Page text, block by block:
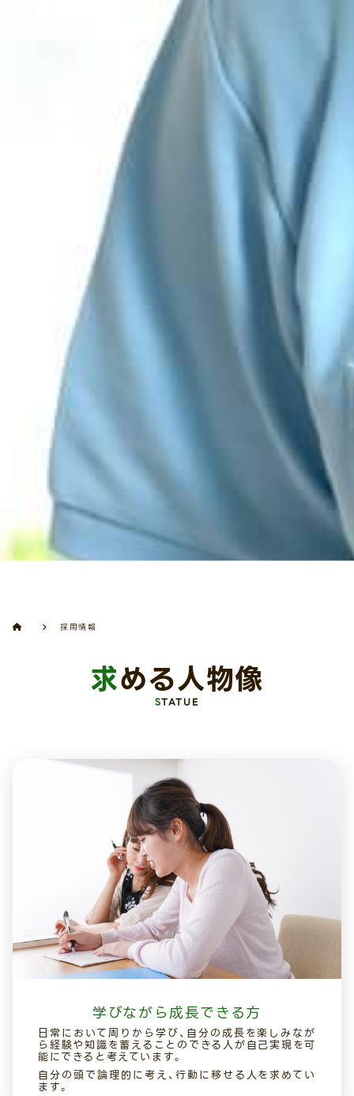
採用情報
求める人物像
STATUE
学びながら成長できる方
日常において周りから学び、自分の成長を楽しみなが
ら経験や知識を蓄えることのできる人が自己実現を可
能にできると考えています。
自分の頭で論理的に考え、行動に移せる人を求めてい
ます。